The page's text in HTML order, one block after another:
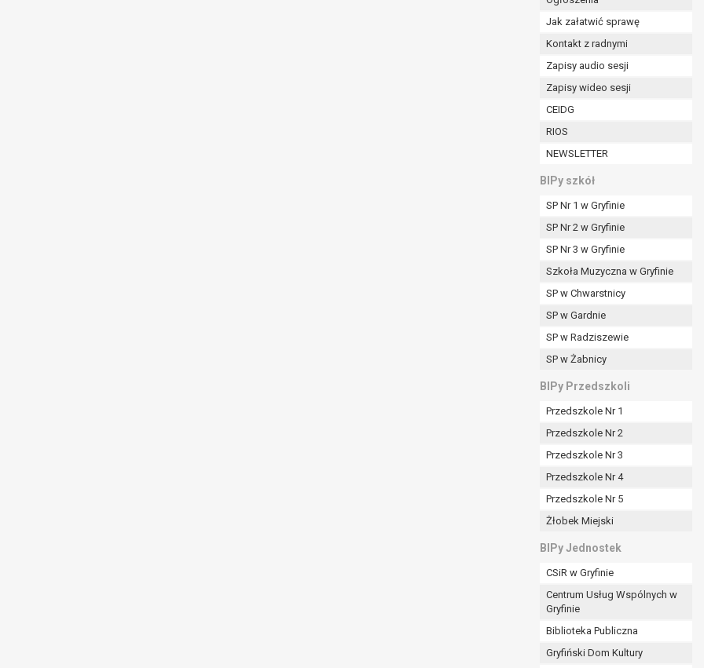
Jak załatwić sprawę
Kontakt z radnymi
Zapisy audio sesji
Zapisy wideo sesji
CEIDG
RIOS
NEWSLETTER
BIPy szkół
SP Nr 1 w Gryfinie
SP Nr 2 w Gryfinie
SP Nr 3 w Gryfinie
Szkoła Muzyczna w Gryfinie
SP w Chwarstnicy
SP w Gardnie
SP w Radziszewie
SP w Żabnicy
BIPy Przedszkoli
Przedszkole Nr 1
Przedszkole Nr 2
Przedszkole Nr 3
Przedszkole Nr 4
Przedszkole Nr 5
Żłobek Miejski
BIPy Jednostek
CSiR w Gryfinie
Centrum Usług Wspólnych w
Gryfinie
Biblioteka Publiczna
Gryfiński Dom Kultury
są wyłącznie na podstawie wcześniej udzielonej zgody w zakresie i celu określonym w treści zgody.
w pkt. 3, dane osobowe mogą być udostępniane innym upoważnionym odbiorcom lub kategoriom odbiorców danych
niezbędny do realizacji celu dla jakiego zostały zebrane oraz zgodnie z terminami archiwizacji określonymi przez
zgody osoby, której dane dotyczą przetwarzanie odbywa się do czasu wycofania tej zgody.
zawarcia i realizacji umowy przetwarzanie odbywa się przez okres niezbędny do realizacji zawartej umowy, a po tym
dla zabezpieczenia ewentualnych roszczeń, a w przypadku wyrażenia zgody na przetwarzanie danych po zakończeniu i
od momentu pozyskania przechowywane są przez okres wynikający z umowy o dofinansowanie zawartej między
i konieczności zachowania dokumentacji projektu do celów kontrolnych.
osobowych przysługuje Pani/Panu:
ich kopii na podstawie art. 15 RODO;
art. 16 RODO,
prawo do bycia zapomnianym) na podstawie art. 17 RODO, w przypadku gdy:
były zebrane lub w inny sposób przetwarzane,
na przetwarzanie danych osobowych, która jest podstawą przetwarzania danych i nie ma innej podstawy prawnej
z prawem,
się z obowiązku wynikającego z przepisów prawa;
danych osobowych – na okres pozwalający administratorowi sprawdzić prawidłowość tych danych,
celów, ale osoba, której dane dotyczą, potrzebuje ich do ustalenia, obrony lub dochodzenia roszczeń,
wobec przetwarzania danych - do czasu ustalenia czy prawnie uzasadnione podstawy po stronie administratora są
RODO, w przypadku gdy łącznie spełnione są następujące przesłanki:
umowy zawartej z osobą, której dane dotyczą lub na podstawie zgody wyrażonej przez tą osobę,
art. 21 RODO, wobec przetwarzania danych osobowych, którego podstawą prawną jest:
z prawnie uzasadnionych interesów realizowanych przez administratora lub przez stronę trzecią.